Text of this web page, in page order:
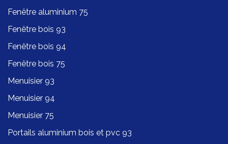
Fenêtre aluminium 75
Fenêtre bois 93
Fenêtre bois 94
Fenêtre bois 75
Menuisier 93
Menuisier 94
Menuisier 75
Portails aluminium bois et pvc 93